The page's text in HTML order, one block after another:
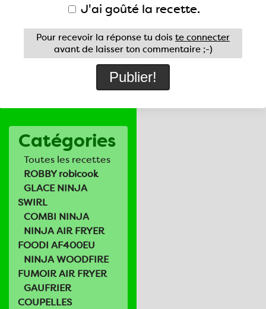
Catégories
Toutes les recettes
ROBBY robicook
GLACE NINJA
SWIRL
COMBI NINJA
NINJA AIR FRYER
FOODI AF400EU
NINJA WOODFIRE
FUMOIR AIR FRYER
GAUFRIER
COUPELLES
J'ai goûté la recette.
Pour recevoir la réponse tu dois te connecter
avant de laisser ton commentaire ;-)